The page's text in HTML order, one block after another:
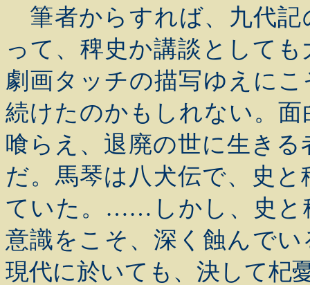
筆者からすれば、九代記
って、稗史か講談として
劇画タッチの描写ゆえに
続けたのかもしれない。
喰らえ、退廃の世に生き
だ。馬琴は八犬伝で、史
ていた。……しかし、史と
意識をこそ、深く蝕んで
現代に於いても、決して杞